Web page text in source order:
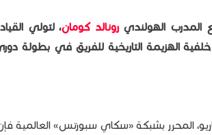
المدرب الهولنديرونالد كومان، لتولي
الهزيمة التاريخية للفريق في بطولة
المحرر بشبكة «سكاي سبورتس» العالمية فإن